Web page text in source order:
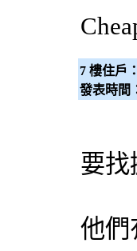
7 樓住戶：
發表時間
要找
他們